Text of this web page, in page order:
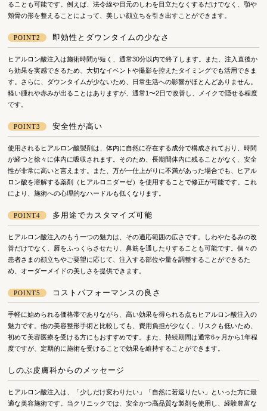
ることも可能です。例えば、法令線や目元のしわを目立たなくするだけでなく、顎や
頬骨の形を整えることによって、美しい顔立ちを引き出すことができます。
POINT2 即効性とダウンタイムの少なさ
ヒアルロン酸注入は施術時間が短く、通常30分以内で終了します。また、注入直後か
ら効果を実感できるため、大切なイベントや撮影を控えたタイミングでも活用できま
す。さらに、ダウンタイムが少ないため、日常生活への影響がほとんどありません。
軽い腫れや赤みが出ることはありますが、通常1〜2日で改善し、メイクで隠せる程度
です。
POINT3 安全性が高い
使用されるヒアルロン酸製剤は、体内に自然に存在する成分で構成されており、時間
が経つと徐々に体内に吸収されます。そのため、長期間体内に残ることがなく、安全
性が非常に高いと言えます。また、万が一仕上がりに不満があった場合でも、ヒアル
ロン酸を溶解する薬剤（ヒアルロニダーゼ）を使用することで修正が可能です。これ
により、施術への心理的なハードルも低くなります。
POINT4 多用途でカスタマイズ可能
ヒアルロン酸注入のもう一つの魅力は、その適応範囲の広さです。しわやたるみの改
善だけでなく、唇をふっくらさせたり、鼻筋を通したりすることも可能です。個々の
患者さまの顔立ちやご要望に応じて、注入する部位や量を調整することができるた
め、オーダーメイドの美しさを提供できます。
POINT5 コストパフォーマンスの良さ
手軽に始められる価格帯でありながら、高い効果を得られる点もヒアルロン酸注入の
魅力です。他の美容整形手術と比較しても、費用負担が少なく、リスクも低いため、
初めて美容医療を受ける方にもおすすめです。また、持続期間は通常6ヶ月から1年程
度ですが、定期的に施術を受けることで効果を維持することができます。
しのぶ皮膚科からのメッセージ
ヒアルロン酸注入は、「少しだけ変わりたい」「自然に若返りたい」といった方に最
適な美容施術です。当クリニックでは、安全かつ高品質な製剤を使用し、経験豊富な